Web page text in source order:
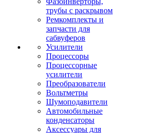
трубы с раскрывом
Ремкомплекты и
запчасти для
сабвуферов
Усилители
Процессоры
Процессорные
усилители
Преобразователи
Вольтметры
Шумоподавители
Автомобильные
конденсаторы
Аксессуары для